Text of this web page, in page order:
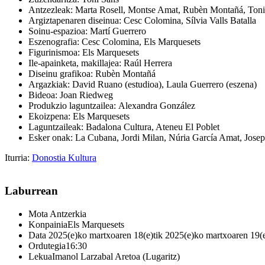
Antzezleak: Marta Rosell, Montse Amat, Rubèn Montañá,
Argiztapenaren diseinua: Cesc Colomina, Sílvia Valls Batalla
Soinu-espazioa: Martí Guerrero
Eszenografia: Cesc Colomina, Els Marquesets
Figurinismoa: Els Marquesets
Ile-apainketa, makillajea: Raúl Herrera
Diseinu grafikoa: Rubèn Montañá
Argazkiak: David Ruano (estudioa), Laula Guerrero (eszena)
Bideoa: Joan Riedweg
Produkzio laguntzailea: Alexandra González
Ekoizpena: Els Marquesets
Laguntzaileak: Badalona Cultura, Ateneu El Poblet
Esker onak: La Cubana, Jordi Milan, Núria García Amat,
Iturria: Donostia Kultura
Laburrean
Mota Antzerkia
KonpainiaEls Marquesets
Data 2025(e)ko martxoaren 18(e)tik 2025(e)ko martxoaren
Ordutegia16:30
LekuaImanol Larzabal Aretoa (Lugaritz)